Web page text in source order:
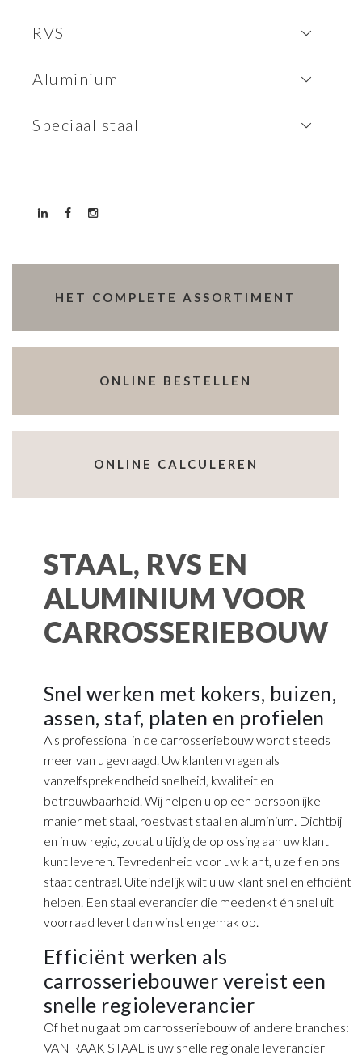
RVS
Aluminium
Speciaal staal
HET COMPLETE ASSORTIMENT
ONLINE BESTELLEN
ONLINE CALCULEREN
STAAL, RVS EN
ALUMINIUM VOOR
CARROSSERIEBOUW
Snel werken met kokers, buizen,
assen, staf, platen en profielen
Als professional in de carrosseriebouw wordt steeds
meer van u gevraagd. Uw klanten vragen als
vanzelfsprekendheid snelheid, kwaliteit en
betrouwbaarheid. Wij helpen u op een persoonlijke
manier met staal, roestvast staal en aluminium. Dichtbij
en in uw regio, zodat u tijdig de oplossing aan uw klant
kunt leveren. Tevredenheid voor uw klant, u zelf en ons
staat centraal. Uiteindelijk wilt u uw klant snel en efficiënt
helpen. Een staalleverancier die meedenkt én snel uit
voorraad levert dan winst en gemak op.
Efficiënt werken als
carrosseriebouwer vereist een
snelle regioleverancier
Of het nu gaat om carrosseriebouw of andere branches:
VAN RAAK STAAL is uw snelle regionale leverancier